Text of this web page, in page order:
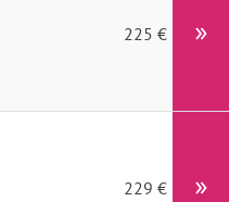
225 €
229 €